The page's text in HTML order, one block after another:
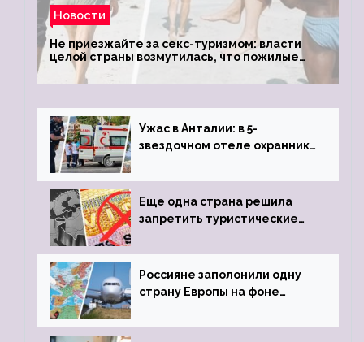
Новости
Не приезжайте за секс-туризмом: власти
целой страны возмутилась, что пожилые
туристки массово едут к ним, чтобы
обзавестись молодыми любовниками
Ужас в Анталии: в 5-
звездочном отеле охранник
пистолета
Еще одна страна решила
запретить туристические
Россияне заполонили одну
страну Европы на фоне
виз